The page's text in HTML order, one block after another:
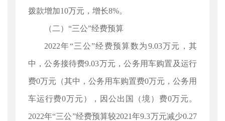
拨款增加10万元，增长8%。
（二）“三公”经费预算
2022年“三公”经费预算数为9.03万元，其
中，公务接待费9.03万元，公务用车购置及运行
费0万元（其中，公务用车购置费0万元，公务用
车运行费0万元），因公出国（境）费0万元。
2022年“三公”经费预算较2021年9.3万元减少0.27